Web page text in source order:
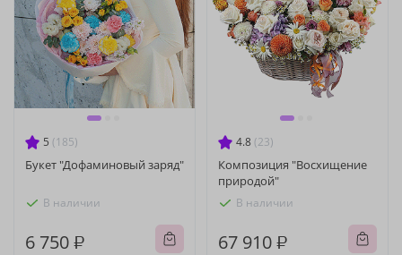
5 (185)
Букет "Дофаминовый заряд"
В наличии
6 750 ₽
4.8 (23)
Композиция "Восхищение
природой"
В наличии
67 910 ₽